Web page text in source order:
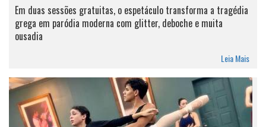
Em duas sessões gratuitas, o espetáculo transforma a tragédia
grega em paródia moderna com glitter, deboche e muita
ousadia
Leia Mais